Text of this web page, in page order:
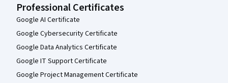
Professional Certificates
Google AI Certificate
Google Cybersecurity Certificate
Google Data Analytics Certificate
Google IT Support Certificate
Google Project Management Certificate